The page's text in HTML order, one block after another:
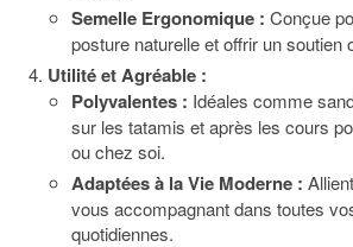
Semelle Ergonomique : Conçue
posture naturelle et offrir un soutien
Utilité et Agréable :
Polyvalentes : Idéales comme
sur les tatamis et après les cours
ou chez soi.
Adaptées à la Vie Moderne :
vous accompagnant dans toutes
quotidiennes.